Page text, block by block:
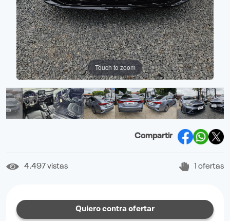
Touch to zoom
Compartir
4.497 vistas 1 ofertas
Quiero contra ofertar